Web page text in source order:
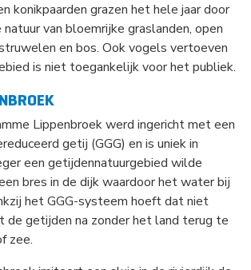
konikpaarden grazen het hele jaar door
van bloemrijke graslanden, open
en bos. Ook vogels vertoeven
is niet toegankelijk voor het publiek.
Lippenbroek werd ingericht met een
getij (GGG) en is uniek in
een getijdennatuurgebied wilde
bres in de dijk waardoor het water bij
het GGG-systeem hoeft dat niet
de getijden na zonder het land terug te
zee.